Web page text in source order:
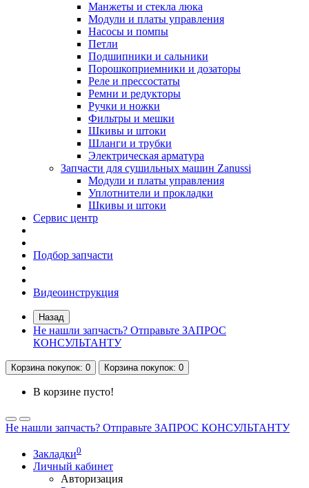
Манжеты и стекла люка
Модули и платы управления
Насосы и помпы
Петли
Подшипники и сальники
Порошкоприемники и дозаторы
Реле и прессостаты
Ремни и редукторы
Ручки и ножки
Фильтры и мешки
Шкивы и штоки
Шланги и трубки
Электрическая арматура
Запчасти для сушильных машин Zanussi
Модули и платы управления
Уплотнители и прокладки
Шкивы и штоки
Сервис центр
Подбор запчасти
Видеоинструкция
Назад
Не нашли запчасть? Отправьте ЗАПРОС
КОНСУЛЬТАНТУ
Корзинапокупок: 0 Корзинапокупок: 0
В корзине пусто!
Не нашли запчасть? Отправьте ЗАПРОС КОНСУЛЬТАНТУ
Закладки0
Личный кабинет
Авторизация